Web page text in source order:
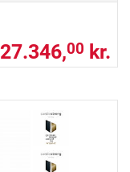
27.346,00 kr.